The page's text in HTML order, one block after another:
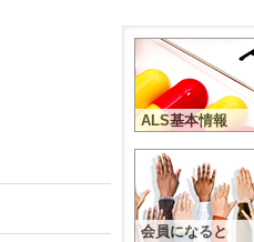
ALS基本情報
会員になると